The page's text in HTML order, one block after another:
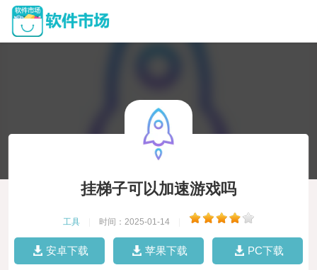
挂梯子可以加速游戏吗
工具 时间：2025-01-14
安卓下载 苹果下载 PC下载